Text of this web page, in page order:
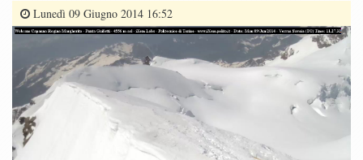
Lunedì 09 Giugno 2014 16:52